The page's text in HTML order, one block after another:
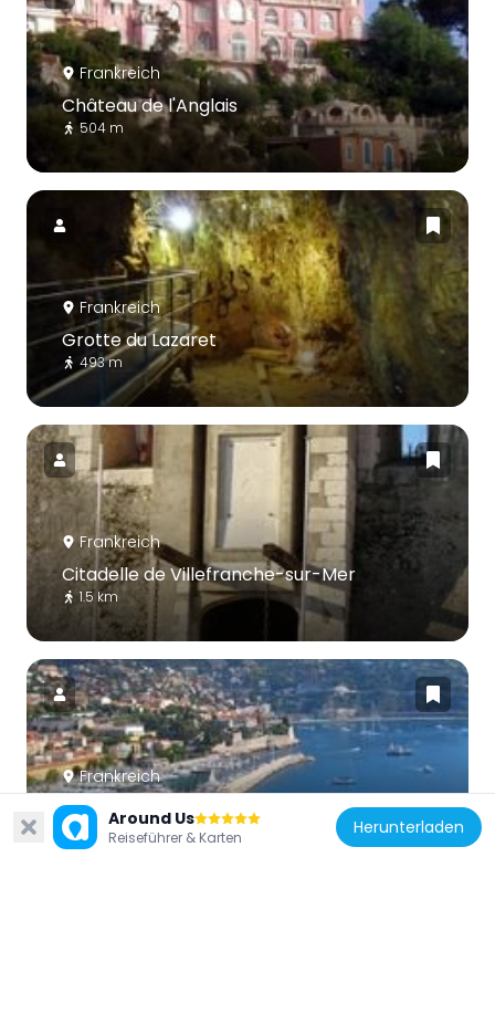
Frankreich
Château de l'Anglais
504 m
Frankreich
Grotte du Lazaret
493 m
Frankreich
Citadelle de Villefranche-sur-Mer
1.5 km
Frankreich
Port de la Darse
1.1 km
Around Us
Reiseführer & Karten Herunterladen